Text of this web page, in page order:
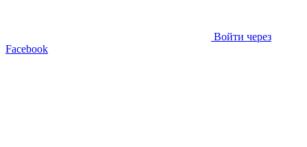
Войти через
Facebook